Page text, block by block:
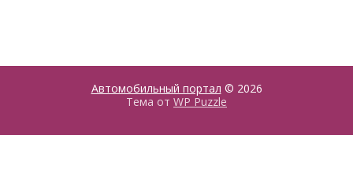
Автомобильный портал © 2026
Тема от WP Puzzle